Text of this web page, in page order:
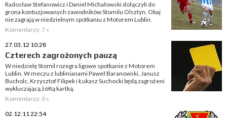
Radosław Stefanowicz i Daniel Michałowski dołączyli do
grona kontuzjowanych zawodników Stomilu Olsztyn. Obaj
nie zagrają w niedzielnym spotkaniu z Motorem Lublin.
Komentarzy: 7 »
27.03.12 10:28
Czterech zagrożonych pauzą
W niedzielę Stomil rozegra ligowe spotkanie z Motorem
Lublin. W meczu z lublinianami Paweł Baranowski, Janusz
Bucholc, Krzysztof Filipek i Łukasz Suchocki będą zagrożeni
wykluczającą żółtą kartką.
Komentarzy: 0 »
02.12.11 22:54